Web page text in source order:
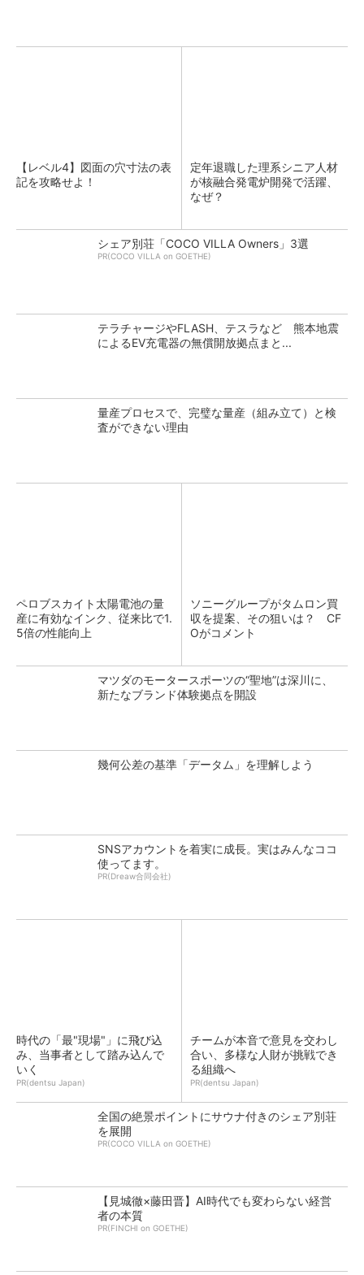
【レベル4】図面の穴寸法の表
記を攻略せよ！
定年退職した理系シニア人材
が核融合発電炉開発で活躍、
なぜ？
シェア別荘「COCO VILLA Owners」3選
PR(COCO VILLA on GOETHE)
テラチャージやFLASH、テスラなど 熊本地震
によるEV充電器の無償開放拠点まと...
量産プロセスで、完璧な量産（組み立て）と検
査ができない理由
ペロブスカイト太陽電池の量
産に有効なインク、従来比で1.
5倍の性能向上
ソニーグループがタムロン買
収を提案、その狙いは？ CF
Oがコメント
マツダのモータースポーツの“聖地”は深川に、
新たなブランド体験拠点を開設
幾何公差の基準「データム」を理解しよう
SNSアカウントを着実に成長。実はみんなココ
使ってます。
PR(Dreaw合同会社)
時代の「最"現場"」に飛び込
み、当事者として踏み込んで
いく
PR(dentsu Japan)
チームが本音で意見を交わし
合い、多様な人財が挑戦でき
る組織へ
PR(dentsu Japan)
全国の絶景ポイントにサウナ付きのシェア別荘
を展開
PR(COCO VILLA on GOETHE)
【見城徹×藤田晋】AI時代でも変わらない経営
者の本質
PR(FINCHI on GOETHE)